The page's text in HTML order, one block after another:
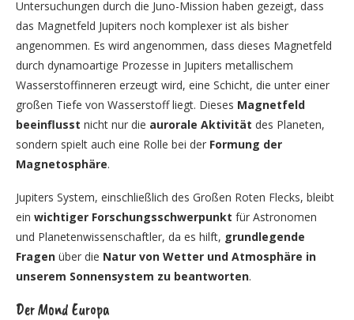
Untersuchungen durch die Juno-Mission haben gezeigt, dass
das Magnetfeld Jupiters noch komplexer ist als bisher
angenommen. Es wird angenommen, dass dieses Magnetfeld
durch dynamoartige Prozesse in Jupiters metallischem
Wasserstoffinneren erzeugt wird, eine Schicht, die unter einer
großen Tiefe von Wasserstoff liegt. Dieses Magnetfeld
beeinflusst nicht nur die aurorale Aktivität des Planeten,
sondern spielt auch eine Rolle bei der Formung der
Magnetosphäre.
Jupiters System, einschließlich des Großen Roten Flecks, bleibt
ein wichtiger Forschungsschwerpunkt für Astronomen
und Planetenwissenschaftler, da es hilft, grundlegende
Fragen über die Natur von Wetter und Atmosphäre in
unserem Sonnensystem zu beantworten.
Der Mond Europa